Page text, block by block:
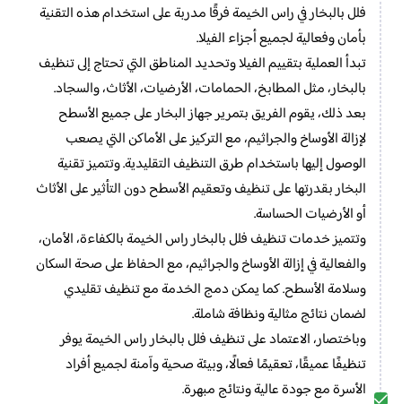
فلل بالبخار في راس الخيمة فرقًا مدربة على استخدام هذه التقنية
بأمان وفعالية لجميع أجزاء الفيلا.
تبدأ العملية بتقييم الفيلا وتحديد المناطق التي تحتاج إلى تنظيف
بالبخار، مثل المطابخ، الحمامات، الأرضيات، الأثاث، والسجاد.
بعد ذلك، يقوم الفريق بتمرير جهاز البخار على جميع الأسطح
لإزالة الأوساخ والجراثيم، مع التركيز على الأماكن التي يصعب
الوصول إليها باستخدام طرق التنظيف التقليدية. وتتميز تقنية
البخار بقدرتها على تنظيف وتعقيم الأسطح دون التأثير على الأثاث
أو الأرضيات الحساسة.
وتتميز خدمات تنظيف فلل بالبخار راس الخيمة بالكفاءة، الأمان،
والفعالية في إزالة الأوساخ والجراثيم، مع الحفاظ على صحة السكان
وسلامة الأسطح. كما يمكن دمج الخدمة مع تنظيف تقليدي
لضمان نتائج مثالية ونظافة شاملة.
وباختصار، الاعتماد على تنظيف فلل بالبخار راس الخيمة يوفر
تنظيفًا عميقًا، تعقيمًا فعالًا، وبيئة صحية وآمنة لجميع أفراد
الأسرة مع جودة عالية ونتائج مبهرة.